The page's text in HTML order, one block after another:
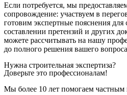
Если потребуется, мы
сопровождение: участвуем в
готовим экспертные пояснения для
составлении претензий и других
можете рассчитывать на нашу
до полного решения вашего
Нужна строительная экспертиза?
Доверьте это профессионалам!
Мы более 10 лет помогаем